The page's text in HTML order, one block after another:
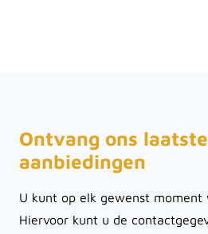
Ontvang ons
aanbiedingen
U kunt op elk gewenst moment
Hiervoor kunt u de